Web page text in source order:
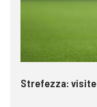
Strefezza: